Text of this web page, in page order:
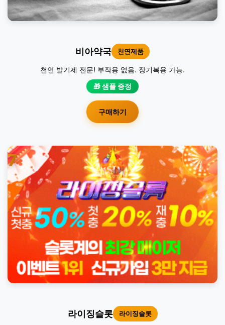
비아약국 천연제품
천연 발기제 전문! 부작용 없음. 장기복용 가능.
🎁 샘플 증정
구매하기
7
라이징슬롯 라이징슬롯